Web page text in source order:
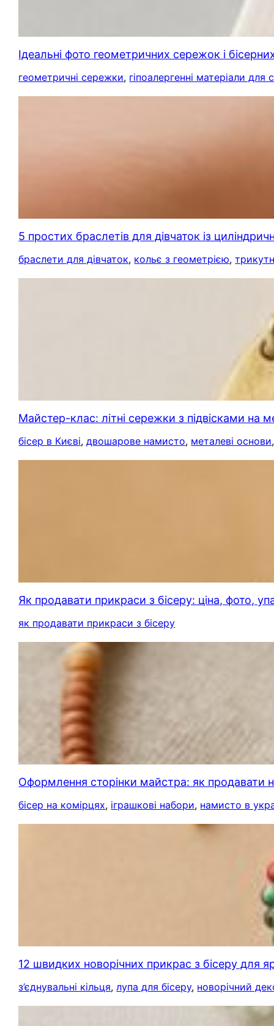
Ідеальні фото геометричних сережок і
геометричні сережки, гіпоалергенні матеріали для
5 простих браслетів для дівчаток із
браслети для дівчаток, кольє з геометрією,
Майстер-клас: літні сережки з підвісками на
бісер в Києві, двошарове намисто, металеві основи
Як продавати прикраси з бісеру: ціна, фото,
як продавати прикраси з бісеру
Оформлення сторінки майстра: як продавати
бісер на комірцях, іграшкові набори, намисто в
12 швидких новорічних прикрас з бісеру для
з’єднувальні кільця, лупа для бісеру, новорічний